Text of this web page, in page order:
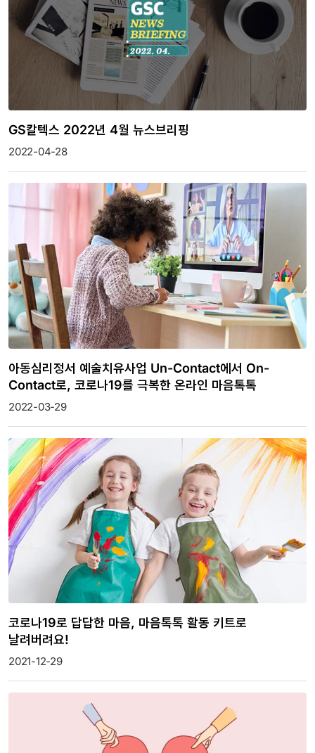
GS칼텍스 2022년 4월 뉴스브리핑
2022-04-28
아동심리정서 예술치유사업 Un-Contact에서 On-
Contact로, 코로나19를 극복한 온라인 마음톡톡
2022-03-29
코로나19로 답답한 마음, 마음톡톡 활동 키트로
날려버려요!
2021-12-29